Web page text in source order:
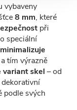
vybaveny
8 mm, které
při
speciální
minimalizuje
a tím výrazně
variant skel – od
podle svých